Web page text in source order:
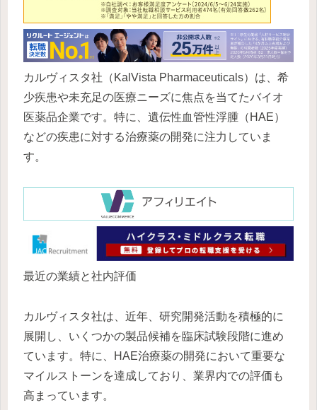
カルヴィスタ社（KalVista Pharmaceuticals）は、希
少疾患や未充足の医療ニーズに焦点を当てたバイオ
医薬品企業です。特に、遺伝性血管性浮腫（HAE）
などの疾患に対する治療薬の開発に注力していま
す。
最近の業績と社内評価
カルヴィスタ社は、近年、研究開発活動を積極的に
展開し、いくつかの製品候補を臨床試験段階に進め
ています。特に、HAE治療薬の開発において重要な
マイルストーンを達成しており、業界内での評価も
高まっています。